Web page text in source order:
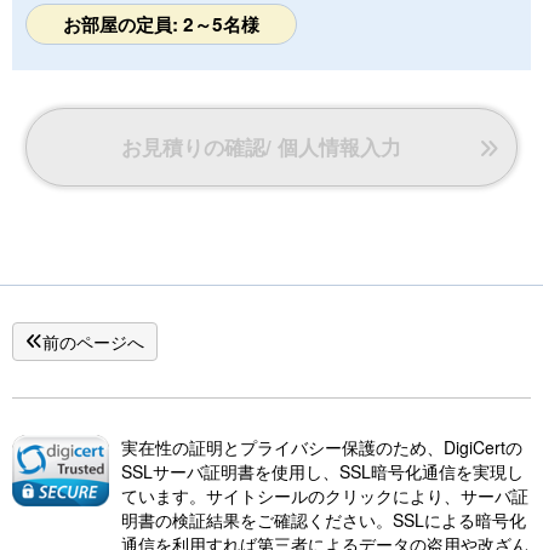
お部屋の定員: 2～5名様
お見積りの確認/ 個人情報入力
前のページへ
実在性の証明とプライバシー保護のため、DigiCertの
SSLサーバ証明書を使用し、SSL暗号化通信を実現し
ています。サイトシールのクリックにより、サーバ証
明書の検証結果をご確認ください。SSLによる暗号化
通信を利用すれば第三者によるデータの盗用や改ざん